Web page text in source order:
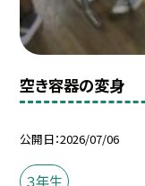
空き容器の変身
公開日 2026/07/06
３年生